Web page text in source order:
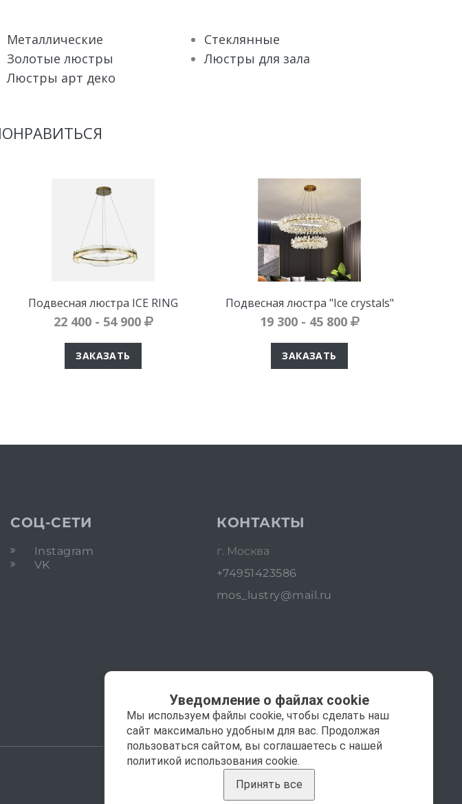
Металлические
Стеклянные
Золотые люстры
Люстры для зала
Люстры арт деко
Подвесная люстра ICE RING
22 400 - 54 900
ЗАКАЗАТЬ
Подвесная люстра "Ice crystals"
19 300 - 45 800
ЗАКАЗАТЬ
СОЦ-СЕТИ
Instagram
VK
КОНТАКТЫ
г. Москва
+74951423586
mos_lustry@mail.ru
Уведомление о файлах cookie
Мы используем файлы cookie, чтобы сделать наш
сайт максимально удобным для вас. Продолжая
пользоваться сайтом, вы соглашаетесь с нашей
политикой использования cookie.
Принять все